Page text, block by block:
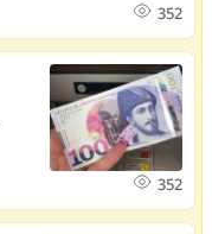
352
352